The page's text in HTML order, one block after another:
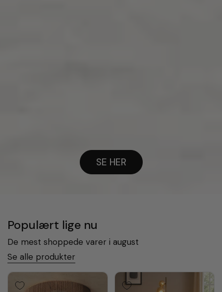
SE HER
Populært lige nu
De mest shoppede varer i august
Se alle produkter